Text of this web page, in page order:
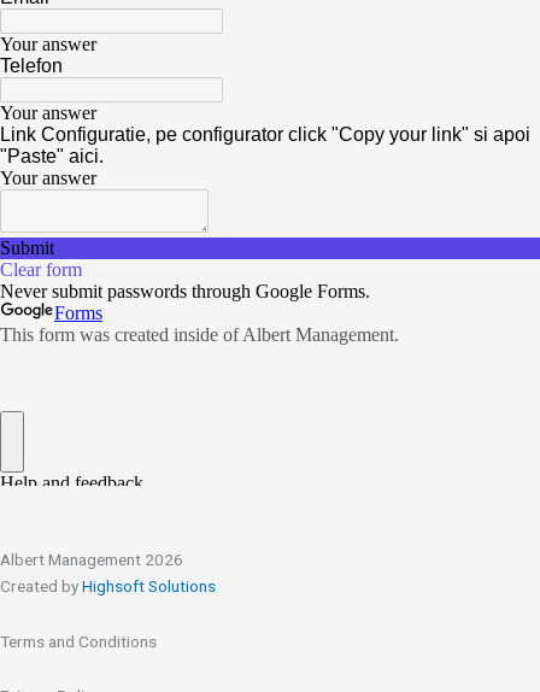
Albert Management 2026
Created byHighsoft Solutions
Terms and Conditions